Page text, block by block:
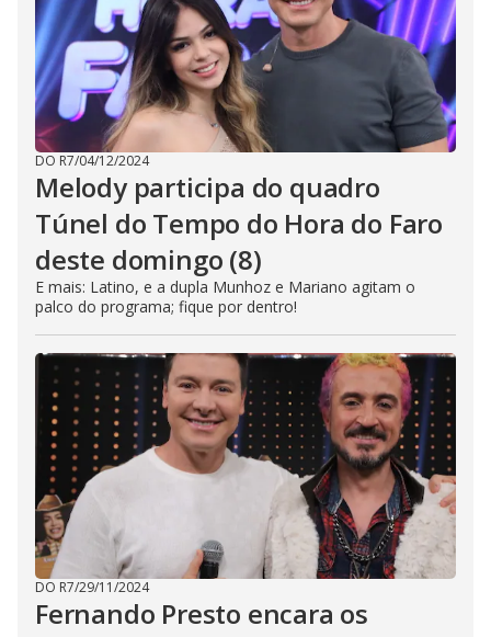
DO R7/04/12/2024
Melody participa do quadro
Túnel do Tempo do Hora do Faro
deste domingo (8)
E mais: Latino, e a dupla Munhoz e Mariano agitam o
palco do programa; fique por dentro!
DO R7/29/11/2024
Fernando Presto encara os